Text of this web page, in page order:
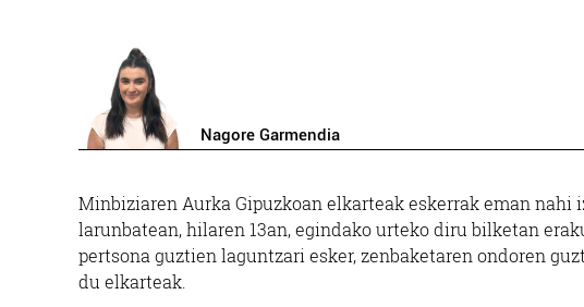
Nagore Garmendia
Minbiziaren Aurka Gipuzkoan elkarteak eskerrak eman nahi
larunbatean, hilaren 13an, egindako urteko diru bilketan
pertsona guztien laguntzari esker, zenbaketaren ondoren
du elkarteak.